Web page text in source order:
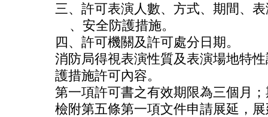
三、許可表演人數、方式、期間、表
、安全防護措施。
四、許可機關及許可處分日期。
消防局得視表演性質及表演場地特性
護措施許可內容。
第一項許可書之有效期限為三個月；
檢附第五條第一項文件申請展延，展